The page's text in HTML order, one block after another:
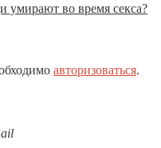
умирают во время секса?
авторизоваться.